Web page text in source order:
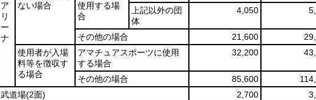
ア
リ
ー
ナ
ない場合
使用する場
合
上記以外の団
体
4,050
その他の場合 21,600
使用者が入場
料等を徴収す
る場合
アマチュアスポーツに使用
する場合
32,200
その他の場合 85,600
武道場(2面) 2,700